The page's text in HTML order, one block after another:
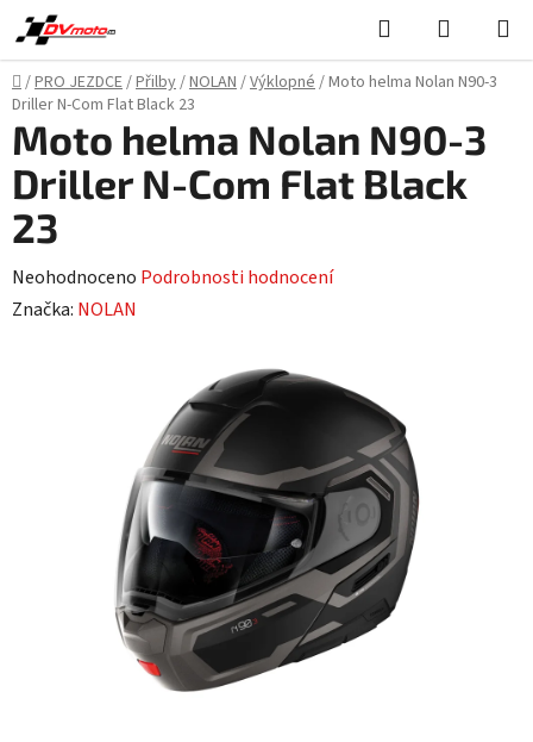
Přejít
na
obsah
Hledat
KOŠÍK
Domů
/PRO JEZDCE/Přilby/NOLAN/Výklopné/Moto helma Nolan N90-3
Driller N-Com Flat Black 23
Moto helma Nolan N90-3
Driller N-Com Flat Black
23
Průměrné
hodnocení
Neohodnoceno Podrobnosti hodnocení
Značka: NOLAN